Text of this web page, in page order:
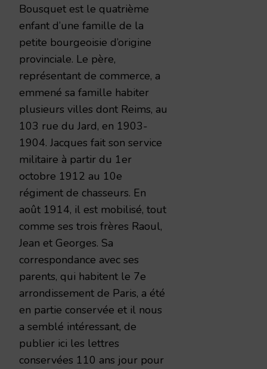
Bousquet est le quatrième
enfant d’une famille de la
petite bourgeoisie d’origine
provinciale. Le père,
représentant de commerce, a
emmené sa famille habiter
plusieurs villes dont Reims, au
103 rue du Jard, en 1903-
1904. Jacques fait son service
militaire à partir du 1er
octobre 1912 au 10e
régiment de chasseurs. En
août 1914, il est mobilisé, tout
comme ses trois frères Raoul,
Jean et Georges. Sa
correspondance avec ses
parents, qui habitent le 7e
arrondissement de Paris, a été
en partie conservée et il nous
a semblé intéressant, de
publier ici les lettres
conservées 110 ans jour pour